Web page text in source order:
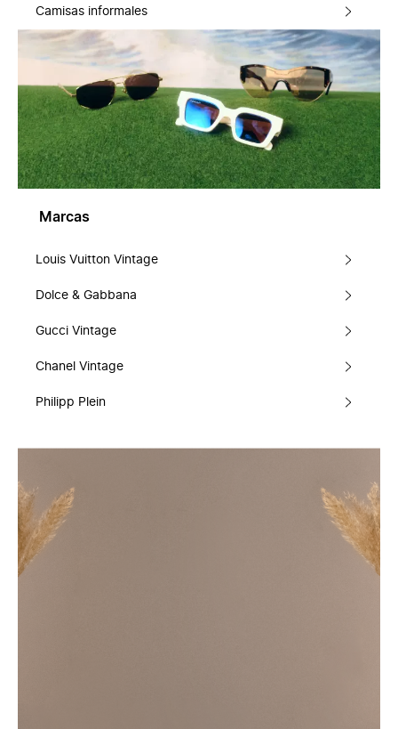
Camisas informales
Marcas
Louis Vuitton Vintage
Dolce & Gabbana
Gucci Vintage
Chanel Vintage
Philipp Plein